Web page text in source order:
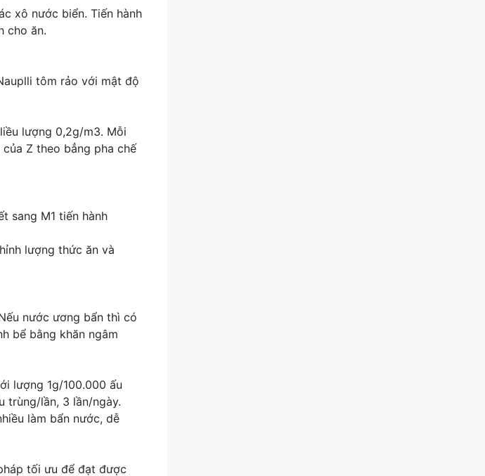
xô nước biển. Tiến hành
cho ăn.
tôm rảo với mật độ
lượng 0,2g/m3. Mỗi
Z theo bẳng pha chế
sang M1 tiến hành
lượng thức ăn và
nước ương bẩn thì có
bể bằng khăn ngâm
lượng 1g/100.000 ấu
trùng/lần, 3 lần/ngày.
làm bẩn nước, dễ
tối ưu để đạt được